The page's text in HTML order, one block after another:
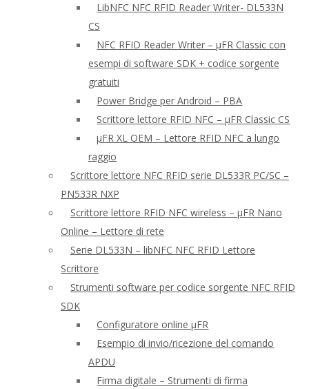
LibNFC NFC RFID Reader Writer- DL533N
CS
NFC RFID Reader Writer – μFR Classic con
esempi di software SDK + codice sorgente
gratuiti
Power Bridge per Android – PBA
Scrittore lettore RFID NFC – μFR Classic CS
μFR XL OEM – Lettore RFID NFC a lungo
raggio
Scrittore lettore NFC RFID serie DL533R PC/SC –
PN533R NXP
Scrittore lettore RFID NFC wireless – μFR Nano
Online – Lettore di rete
Serie DL533N – libNFC NFC RFID Lettore
Scrittore
Strumenti software per codice sorgente NFC RFID
SDK
Configuratore online μFR
Esempio di invio/ricezione del comando
APDU
Firma digitale – Strumenti di firma